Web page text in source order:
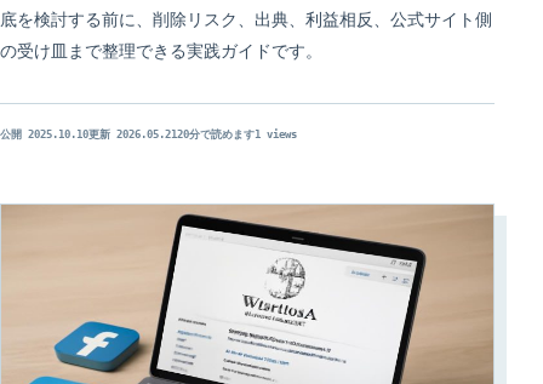
底を検討する前に、削除リスク、出典、利益相反、公式サイト側
の受け皿まで整理できる実践ガイドです。
公開 2025.10.10更新 2026.05.2120分で読めます1 views